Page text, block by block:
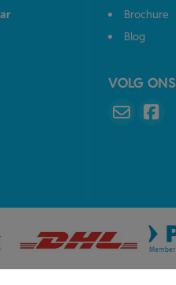
Brochure
Blog
VOLG ONS